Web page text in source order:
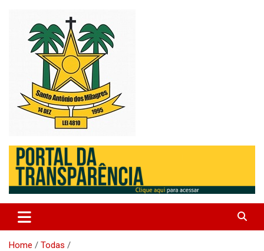
Prefeitura de Santo Antonio
dos Milagres
Home
Todas